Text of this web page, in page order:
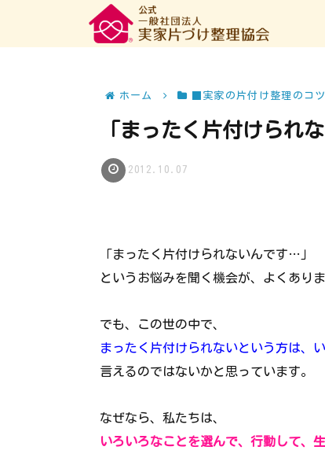
ホーム ■実家の片付け整理のコツ
「まったく片付けられ
2012.10.07
「まったく片付けられないんです…」
というお悩みを聞く機会が、よくありま
でも、この世の中で、
まったく片付けられないという方は、
言えるのではないかと思っています。
なぜなら、私たちは、
いろいろなことを選んで、行動して、